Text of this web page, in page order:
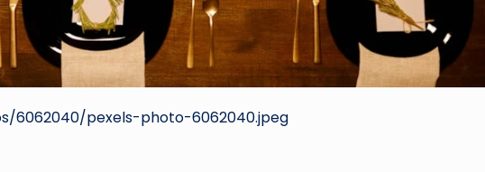
6062040/pexels-photo-6062040.jpeg